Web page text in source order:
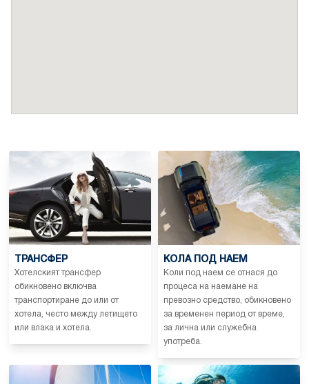
ТРАНСФЕР
Хотелският трансфер
обикновено включва
транспортиране до или от
хотела, често между летището
или влака и хотела.
КОЛА ПОД НАЕМ
Коли под наем се отнася до
процеса на наемане на
превозно средство, обикновено
за временен период от време,
за лична или служебна
употреба.